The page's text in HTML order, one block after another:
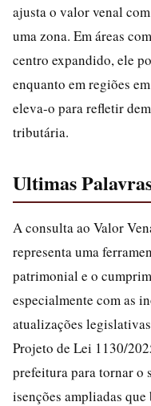
ajusta o valor venal
uma zona. Em áreas
centro expandido, ele
enquanto em regiões
eleva-o para refletir
tributária.
Ultimas
A consulta ao Valor
representa uma
patrimonial e o
especialmente com as
atualizações
Projeto de Lei 1130/
prefeitura para tornar o
isenções ampliadas